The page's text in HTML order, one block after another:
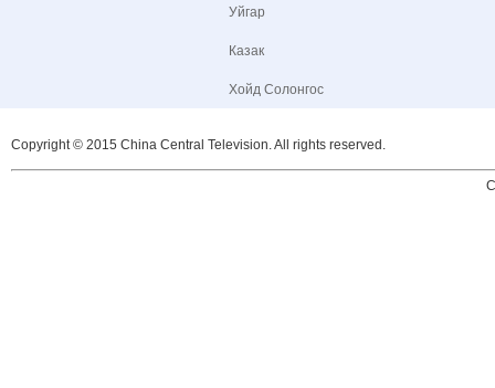
Уйгар
Казак
Хойд Солонгос
Copyright © 2015 China Central Television. All rights reserved.